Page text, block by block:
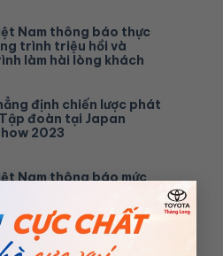
×
Nam thông báo thực
trình triệu hồi và
làm hài lòng khách
định chiến lược phát
đoàn tại Japan
2023
Nam thông báo mức
xe Hilux
hoàn toàn mới chính